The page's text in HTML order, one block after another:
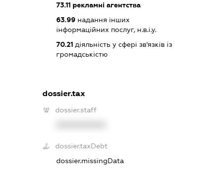
73.11 рекламні агентства
63.99 надання інших
інформаційних послуг, н.в.і.у.
70.21 діяльність у сфері зв'язків із
громадськістю
dossier.tax
dossier.staff
dossier.taxDebt
dossier.missingData